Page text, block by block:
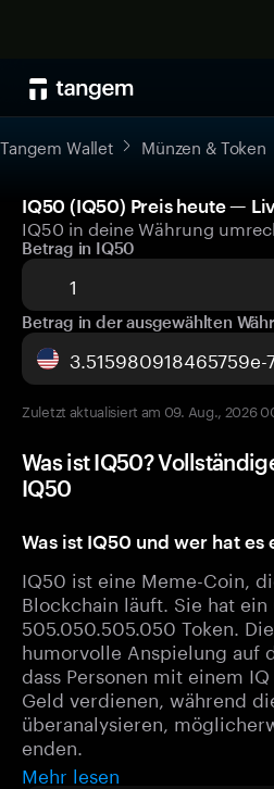
Tangem Wallet Münzen & Token
IQ50 (IQ50) Preis heute —
IQ50 in deine Währung
Betrag in IQ50
Betrag in der ausgewählten
Zuletzt aktualisiert am 09. Aug., 2026
Was ist IQ50?
IQ50
Was ist IQ50 und wer hat es
IQ50 ist eine Meme-Coin,
Blockchain läuft. Sie hat
505.050.505.050 Token.
humorvolle Anspielung auf
dass Personen mit einem
Geld verdienen, während
überanalysieren,
enden.
Mehr lesen